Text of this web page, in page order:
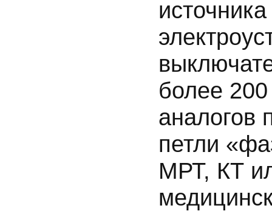
более
аналогов
петли
МРТ, КТ